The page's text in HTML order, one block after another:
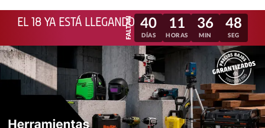
EL 18 YA ESTÁ LLEGANDO 40
DÍAS
11
HORAS
36
MIN
45
SEG